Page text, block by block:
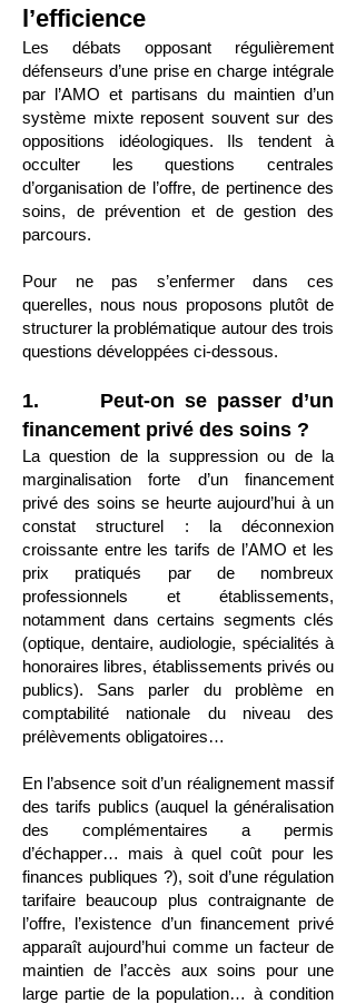
l’efficience
Les débats opposant régulièrement
défenseurs d’une prise en charge intégrale
par l’AMO et partisans du maintien d’un
système mixte reposent souvent sur des
oppositions idéologiques. Ils tendent à
occulter les questions centrales
d’organisation de l’offre, de pertinence des
soins, de prévention et de gestion des
parcours.
Pour ne pas s’enfermer dans ces
querelles, nous nous proposons plutôt de
structurer la problématique autour des trois
questions développées ci-dessous.
1. Peut-on se passer d’un
financement privé des soins ?
La question de la suppression ou de la
marginalisation forte d’un financement
privé des soins se heurte aujourd’hui à un
constat structurel : la déconnexion
croissante entre les tarifs de l’AMO et les
prix pratiqués par de nombreux
professionnels et établissements,
notamment dans certains segments clés
(optique, dentaire, audiologie, spécialités à
honoraires libres, établissements privés ou
publics). Sans parler du problème en
comptabilité nationale du niveau des
prélèvements obligatoires…
En l’absence soit d’un réalignement massif
des tarifs publics (auquel la généralisation
des complémentaires a permis
d’échapper… mais à quel coût pour les
finances publiques ?), soit d’une régulation
tarifaire beaucoup plus contraignante de
l’offre, l’existence d’un financement privé
apparaît aujourd’hui comme un facteur de
maintien de l’accès aux soins pour une
large partie de la population… à condition